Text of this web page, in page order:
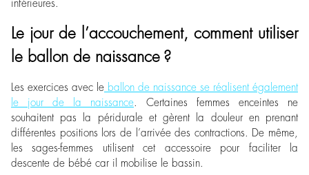
inférieures.
Le jour de l’accouchement, comment utiliser
le ballon de naissance ?
Les exercices avec le ballon de naissance se réalisent également
le jour de la naissance. Certaines femmes enceintes ne
souhaitent pas la péridurale et gèrent la douleur en prenant
différentes positions lors de l’arrivée des contractions. De même,
les sages-femmes utilisent cet accessoire pour faciliter la
descente de bébé car il mobilise le bassin.